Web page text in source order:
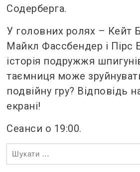
Содерберга.
У головних ролях – Кейт
Майкл Фассбендер і Пірс
історія подружжя
таємниця може
подвійну гру? Відповідь
екрані!
Сеанси о 19:00.
Ви
шукали